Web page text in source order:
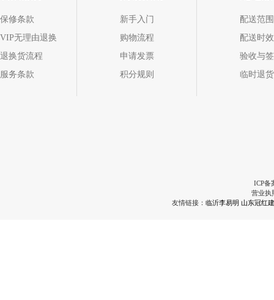
保修条款
VIP无理由退换
退换货流程
服务条款
新手入门
购物流程
申请发票
积分规则
配送范围
配送时效
验收与
临时退货
ICP备
营业执
友情链接： 临沂李易明 山东冠红